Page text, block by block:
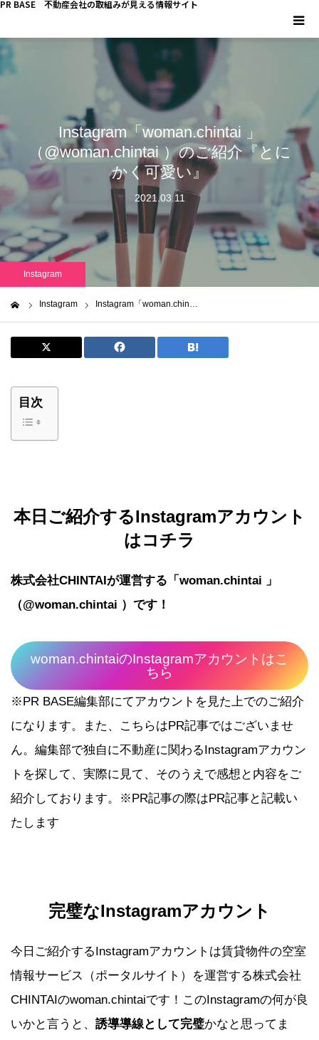
PR BASE 不動産会社の取組みが見える情報サイト
Instagram「woman.chintai 」
（@woman.chintai ）のご紹介『とに
かく可愛い』
2021.03.11
Instagram
Instagram Instagram「woman.chin…
目次
本日ご紹介するInstagramアカウント
はコチラ
株式会社CHINTAIが運営する「woman.chintai 」
（@woman.chintai ）です！
woman.chintaiのInstagramアカウントはこ
ちら
※PR BASE編集部にてアカウントを見た上でのご紹介
になります。また、こちらはPR記事ではございませ
ん。編集部で独自に不動産に関わるInstagramアカウン
トを探して、実際に見て、そのうえで感想と内容をご
紹介しております。※PR記事の際はPR記事と記載い
たします
完璧なInstagramアカウント
今日ご紹介するInstagramアカウントは賃貸物件の空室
情報サービス（ポータルサイト）を運営する株式会社
CHINTAIのwoman.chintaiです！このInstagramの何が良
いかと言うと、 誘導導線として完璧かなと思ってま
PR BASEとは
キーマンインタビュー
不動産 YouTube
不動産 SNS
不動産関連調査
不動産事業者向けコラム